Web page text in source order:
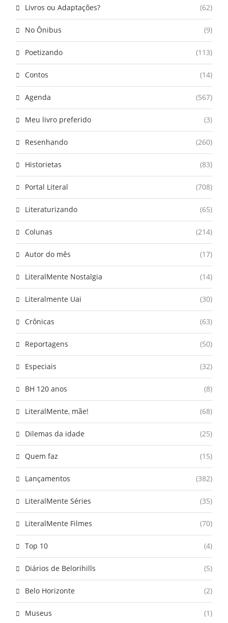
Livros ou Adaptações? (62)
No Ônibus (9)
Poetizando (113)
Contos (14)
Agenda (567)
Meu livro preferido (3)
Resenhando (260)
Historietas (83)
Portal Literal (708)
Literaturizando (65)
Colunas (214)
Autor do mês (17)
LiteralMente Nostalgia (14)
Literalmente Uai (30)
Crônicas (63)
Reportagens (50)
Especiais (32)
BH 120 anos (8)
LiteralMente, mãe! (68)
Dilemas da idade (25)
Quem faz (15)
Lançamentos (382)
LiteralMente Séries (35)
LiteralMente Filmes (70)
Top 10 (4)
Diários de Belorihills (5)
Belo Horizonte (2)
Museus (1)